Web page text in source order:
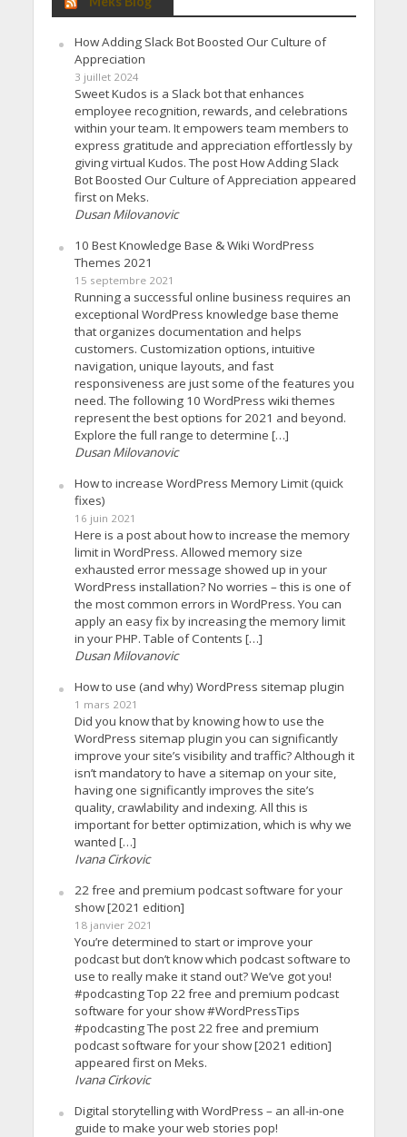
How Adding Slack Bot Boosted Our Culture of
Appreciation
3 juillet 2024
Sweet Kudos is a Slack bot that enhances
employee recognition, rewards, and celebrations
within your team. It empowers team members to
express gratitude and appreciation effortlessly by
giving virtual Kudos. The post How Adding Slack
Bot Boosted Our Culture of Appreciation appeared
first on Meks.
Dusan Milovanovic
10 Best Knowledge Base & Wiki WordPress
Themes 2021
15 septembre 2021
Running a successful online business requires an
exceptional WordPress knowledge base theme
that organizes documentation and helps
customers. Customization options, intuitive
navigation, unique layouts, and fast
responsiveness are just some of the features you
need. The following 10 WordPress wiki themes
represent the best options for 2021 and beyond.
Explore the full range to determine […]
Dusan Milovanovic
How to increase WordPress Memory Limit (quick
fixes)
16 juin 2021
Here is a post about how to increase the memory
limit in WordPress. Allowed memory size
exhausted error message showed up in your
WordPress installation? No worries – this is one of
the most common errors in WordPress. You can
apply an easy fix by increasing the memory limit
in your PHP. Table of Contents […]
Dusan Milovanovic
How to use (and why) WordPress sitemap plugin
1 mars 2021
Did you know that by knowing how to use the
WordPress sitemap plugin you can significantly
improve your site’s visibility and traffic? Although it
isn’t mandatory to have a sitemap on your site,
having one significantly improves the site’s
quality, crawlability and indexing. All this is
important for better optimization, which is why we
wanted […]
Ivana Cirkovic
22 free and premium podcast software for your
show [2021 edition]
18 janvier 2021
You’re determined to start or improve your
podcast but don’t know which podcast software to
use to really make it stand out? We’ve got you!
#podcasting Top 22 free and premium podcast
software for your show #WordPressTips
#podcasting The post 22 free and premium
podcast software for your show [2021 edition]
appeared first on Meks.
Ivana Cirkovic
Digital storytelling with WordPress – an all-in-one
guide to make your web stories pop!